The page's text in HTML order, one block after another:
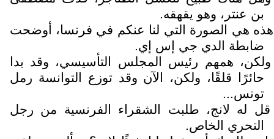
بن عنتر، وهو يقهقه.
هذه هي الصورة التي لنا عنكم في فرنسا، أوضحت
ضابطة الدي جي إس إي.
ولكن، همهم رئيس المجلس التأسيسي، وقد بدا
حائرًا قلقًا، ولكن، الآن وقد توزع التوانسة رمل
تونس...
قل له لانج، طلبت الشقراء الفرنسية من رجل
التحري الخاص.